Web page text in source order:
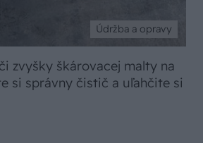
Údržba a opravy
zvyšky škárovacej malty na
si správny čistič a uľahčite si